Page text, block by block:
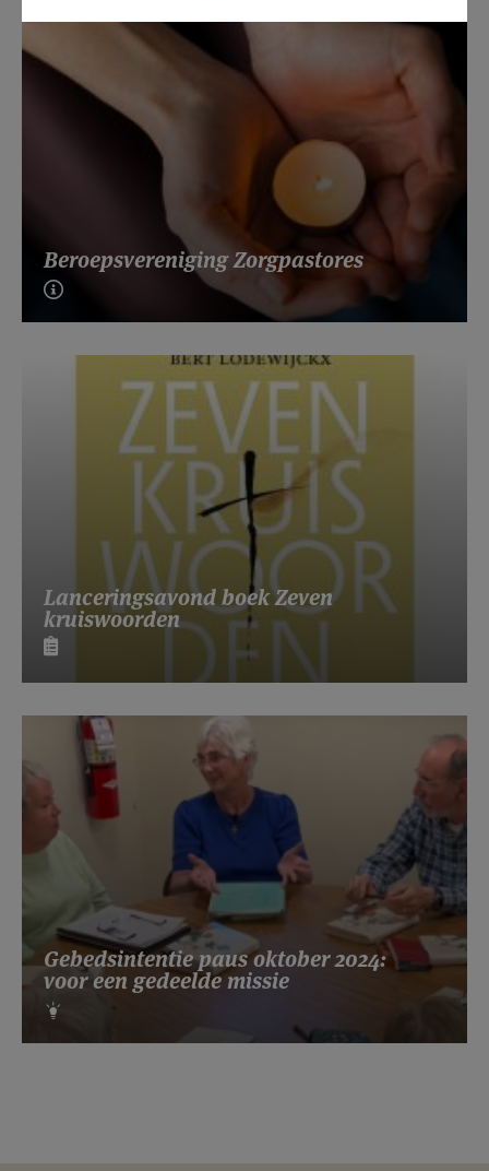
Beroepsvereniging Zorgpastores
Lanceringsavond boek Zeven
kruiswoorden
Gebedsintentie paus oktober 2024:
voor een gedeelde missie